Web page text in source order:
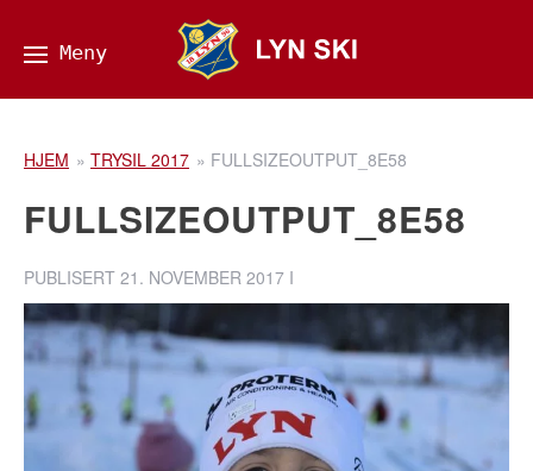
HJEM » TRYSIL 2017 » FULLSIZEOUTPUT_8E58
FULLSIZEOUTPUT_8E58
PUBLISERT 21. NOVEMBER 2017 I